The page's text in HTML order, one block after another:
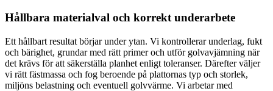
Hållbara materialval och korrekt underarbete
Ett hållbart resultat börjar under ytan. Vi kontrollerar underlag, fukt
och bärighet, grundar med rätt primer och utför golvavjämning när
det krävs för att säkerställa planhet enligt toleranser. Därefter väljer
vi rätt fästmassa och fog beroende på plattornas typ och storlek,
miljöns belastning och eventuell golvvärme. Vi arbetar med